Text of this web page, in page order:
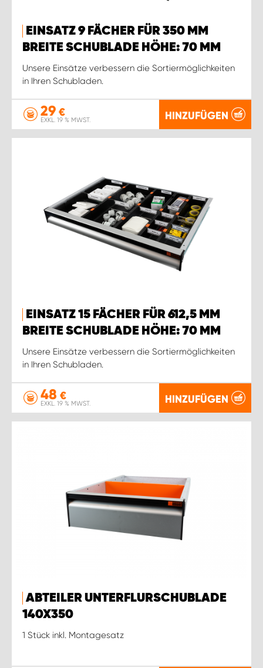
EINSATZ 9 FÄCHER FÜR 350 MM
BREITE SCHUBLADE HÖHE: 70 MM
Unsere Einsätze verbessern die Sortiermöglichkeiten
in Ihren Schubladen.
29 €
EXKL. 19 % MWST. HINZUFÜGEN
EINSATZ 15 FÄCHER FÜR 612,5 MM
BREITE SCHUBLADE HÖHE: 70 MM
Unsere Einsätze verbessern die Sortiermöglichkeiten
in Ihren Schubladen.
48 €
EXKL. 19 % MWST. HINZUFÜGEN
ABTEILER UNTERFLURSCHUBLADE
140X350
1 Stück inkl. Montagesatz